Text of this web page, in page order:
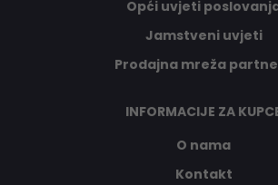
Opći uvjeti
Jamstveni uvjeti
Prodajna mreža
INFORMACIJE ZA
O nama
Kontakt